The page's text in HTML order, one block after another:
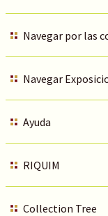
Navegar por las
Navegar
Ayuda
RIQUIM
Collection Tree